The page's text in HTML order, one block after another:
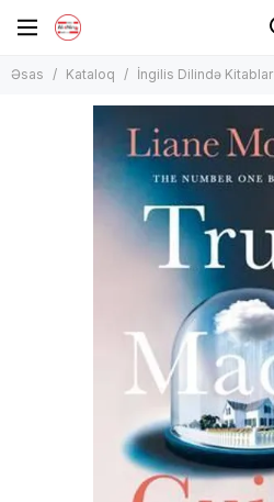
İngilis Dilində Kitablar
Qeyri-Bədii Ədəbiyyat
İngilis Dilində Bədii Ədəbiyyat
Audiokitab
Əsas Kataloq İngilis Dilində Kitablar